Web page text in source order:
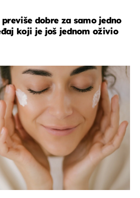
previše dobre za samo jedno
koji je još jednom oživio